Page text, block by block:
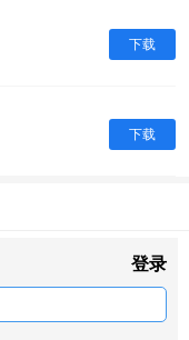
下载
下载
登录